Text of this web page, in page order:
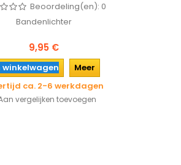
Beoordeling(en): 0
Bandenlichter
9,95 €
winkelwagen
Meer
ca. 2-6 werkdagen
vergelijken toevoegen